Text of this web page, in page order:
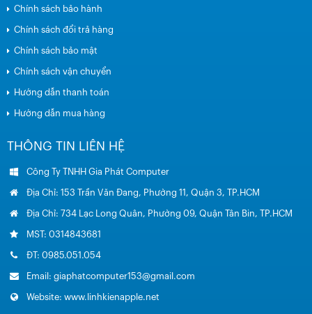
Chính sách bảo hành
Chính sách đổi trả hàng
Chính sách bảo mật
Chính sách vận chuyển
Hướng dẫn thanh toán
Hướng dẫn mua hàng
THÔNG TIN LIÊN HỆ
Công Ty TNHH Gia Phát Computer
Địa Chỉ: 153 Trần Văn Đang, Phường 11, Quận 3, TP.HCM
Địa Chỉ: 734 Lạc Long Quân, Phường 09, Quận Tân Bin, TP.HCM
MST: 0314843681
ĐT: 0985.051.054
Email: giaphatcomputer153@gmail.com
Website: www.linhkienapple.net